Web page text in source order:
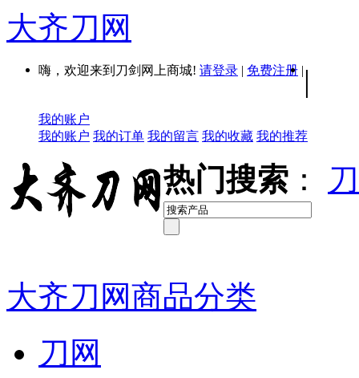
大齐刀网
嗨，欢迎来到刀剑网上商城! 请登录 | 免费注册 | |
我的账户
我的账户 我的订单 我的留言 我的收藏 我的推荐
热门搜索 ：
大齐刀网商品分类
刀网